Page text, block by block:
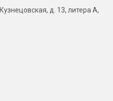
д. 13, литера А,